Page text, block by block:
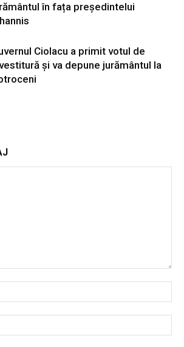
în fața președintelui
Ciolacu a primit votul de
și va depune jurământul la